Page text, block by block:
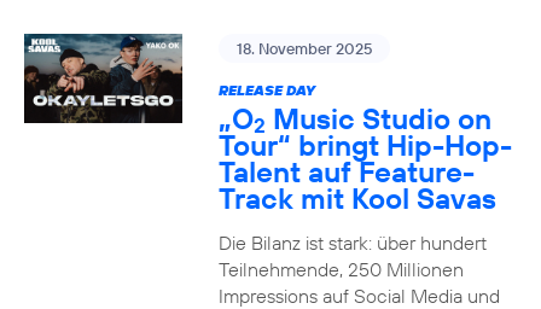
18. November 2025
RELEASE DAY
„O2 Music Studio on
Tour“ bringt Hip-Hop-
Talent auf Feature-
Track mit Kool Savas
Die Bilanz ist stark: über hundert
Teilnehmende, 250 Millionen
Impressions auf Social Media und